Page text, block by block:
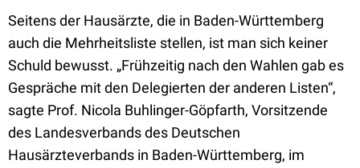
Seitens der Hausärzte, die in Baden-Württemberg
auch die Mehrheitsliste stellen, ist man sich keiner
Schuld bewusst. „Frühzeitig nach den Wahlen gab es
Gespräche mit den Delegierten der anderen Listen“,
sagte Prof. Nicola Buhlinger-Göpfarth, Vorsitzende
des Landesverbands des Deutschen
Hausärzteverbands in Baden-Württemberg, im